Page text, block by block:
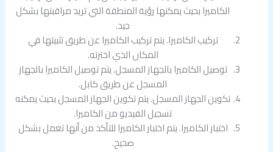
الكاميرا بحيث يمكنها رؤية المنطقة التي تريد مراقبتها بشكل
جيد.
تركيب الكاميرا. يتم تركيب الكاميرا عن طريق تثبيتها في
المكان الذي اخترته.
توصيل الكاميرا بالجهاز المسجل. يتم توصيل الكاميرا بالجهاز
المسجل عن طريق كابل.
تكوين الجهاز المسجل. يتم تكوين الجهاز المسجل بحيث يمكنه
تسجيل الفيديو من الكاميرا.
اختبار الكاميرا. يتم اختبار الكاميرا للتأكد من أنها تعمل بشكل
صحيح.